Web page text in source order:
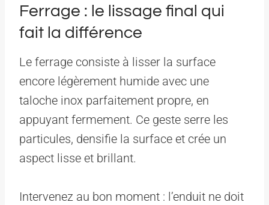
Ferrage : le lissage final qui
fait la différence
Le ferrage consiste à lisser la surface
encore légèrement humide avec une
taloche inox parfaitement propre, en
appuyant fermement. Ce geste serre les
particules, densifie la surface et crée un
aspect lisse et brillant.
Intervenez au bon moment : l’enduit ne doit